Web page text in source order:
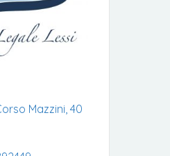
Mazzini, 40